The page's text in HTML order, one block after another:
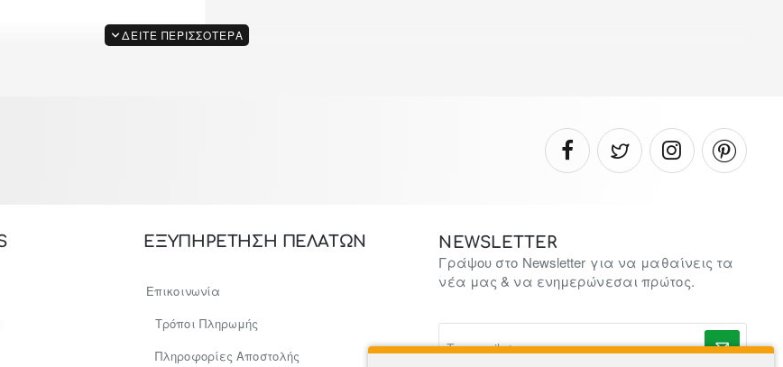
διασφαλίζει την υγιεινή,
Το προϊόν αυτό συμμορφώνεται με τις απαιτήσεις του
ΕΞΥΠΗΡΕΤΗΣΗ ΠΕΛΑΤΩΝ
Επικοινωνία
Τρόποι Πληρωμής
Πληροφορίες Αποστολής
NEWSLETTER
Γράψου στο Newsletter για να μαθαίνεις τα
νέα μας & να ενημερώνεσαι πρώτος.
e-